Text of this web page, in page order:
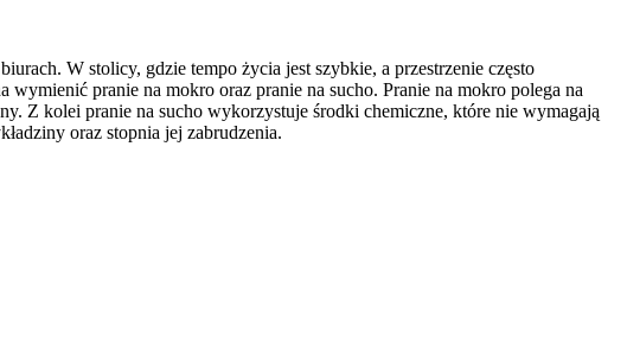
W stolicy, gdzie tempo życia jest szybkie, a przestrzenie często
pranie na mokro oraz pranie na sucho. Pranie na mokro polega na
Z kolei pranie na sucho wykorzystuje środki chemiczne, które nie wymagają
oraz stopnia jej zabrudzenia.